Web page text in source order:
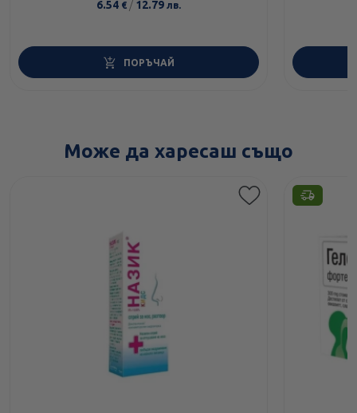
6.54 € / 12.79 лв.
ПОРЪЧАЙ
Може да харесаш също